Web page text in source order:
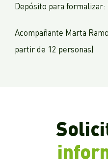
Depósito para formalizar:
Acompañante Marta
partir de 12 personas)